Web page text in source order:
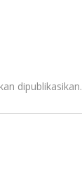
dipublikasikan.